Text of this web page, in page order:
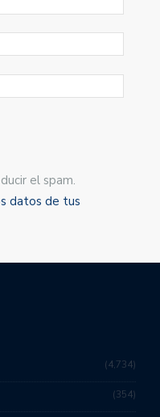
el spam.
datos de tus
4,734
354